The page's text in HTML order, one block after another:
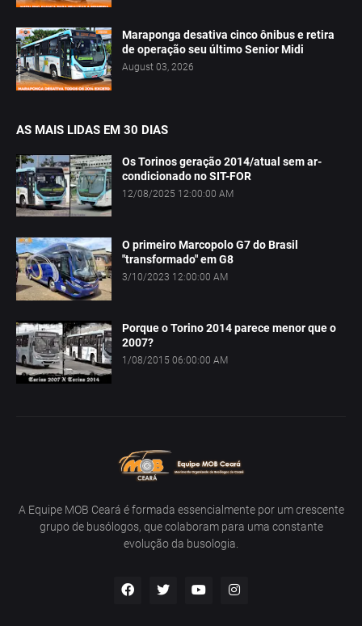
Maraponga desativa cinco ônibus e retira
de operação seu último Senior Midi
August 03, 2026
AS MAIS LIDAS EM 30 DIAS
Os Torinos geração 2014/atual sem ar-
condicionado no SIT-FOR
12/08/2025 12:00:00 AM
O primeiro Marcopolo G7 do Brasil
"transformado" em G8
3/10/2023 12:00:00 AM
Porque o Torino 2014 parece menor que o
2007?
1/08/2015 06:00:00 AM
A Equipe MOB Ceará é formada essencialmente por um crescente
grupo de busólogos, que colaboram para uma constante
evolução da busologia.